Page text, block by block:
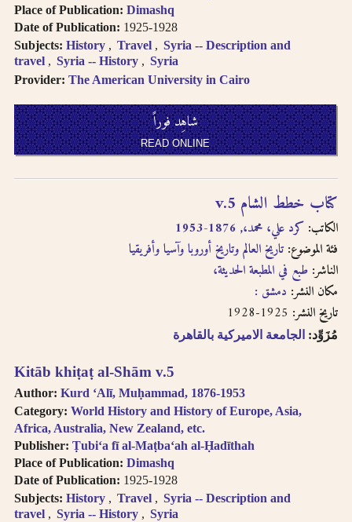
Place of Publication: Dimashq
Date of Publication: 1925-1928
Subjects: History Travel
Syria -- Description and
travel
Syria -- History
Syria
Provider: The American University in Cairo
شاهِد فوراً
READ ONLINE
Kitāb khiṭaṭ al-Shām v.5
Author: Kurd ʻAlī, Muḥammad, 1876-1953
Category: World History and History of Europe, Asia,
Africa, Australia, New Zealand, etc.
Publisher: Ṭubiʻa fī al-Maṭbaʻah al-Ḥadīthah
Place of Publication: Dimashq
Date of Publication: 1925-1928
Subjects: History Travel
Syria -- Description and
travel
Syria -- History
Syria
كتاب خطط الشام v.5
الكاتب: كرد علي، محمد،, 1876-1953
فئة الموضوع: تاريخ العالم وتاريخ أوروبا وآسيا وأفريقيا
الناشر: طبع في المطبعة الحديثة،
مكان النشر: دمشق :
تاريخ النشر:
مُزَوِّد: الجامعة الاميركية بالقاهرة